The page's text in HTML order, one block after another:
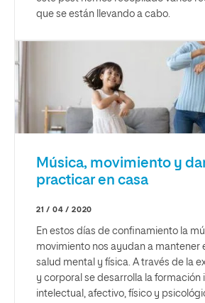
que se están llevando a cabo.
Música, movimiento y
practicar en casa
21 / 04 / 2020
En estos días de confinamiento la
movimiento nos ayudan a mantener
salud mental y física. A través de la
y corporal se desarrolla la formación
intelectual, afectivo, físico y